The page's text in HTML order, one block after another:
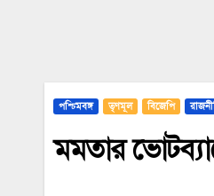
পশ্চিমবঙ্গ তৃণমূল বিজেপি
মমতার